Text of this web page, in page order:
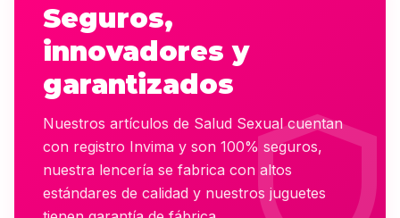
Seguros,
innovadores y
garantizados
Nuestros artículos de Salud Sexual cuentan
con registro Invima y son 100% seguros,
nuestra lencería se fabrica con altos
estándares de calidad y nuestros juguetes